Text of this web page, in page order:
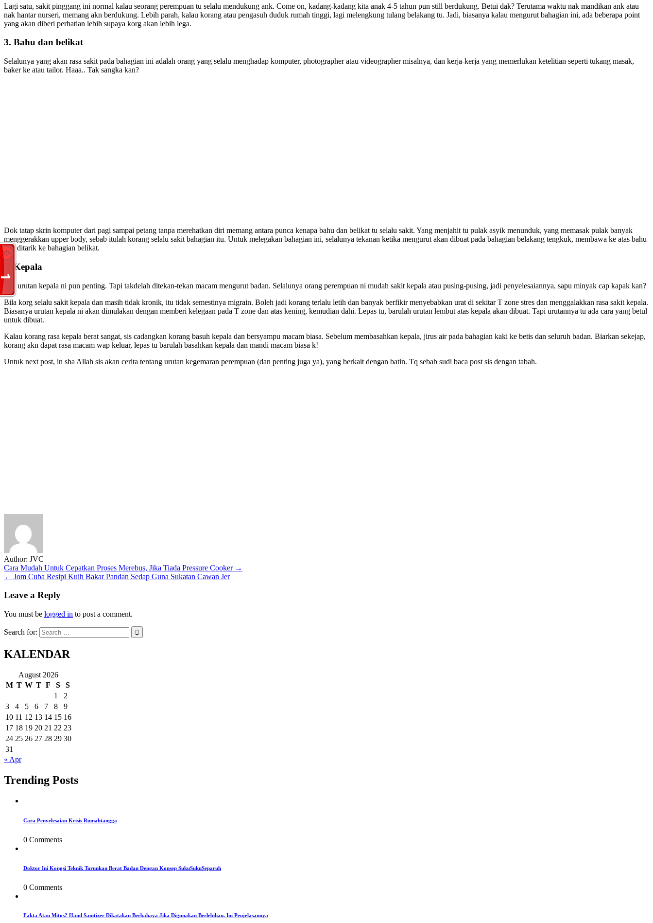
Lagi satu, sakit pinggang ini normal kalau seorang perempuan tu selalu mendukung ank. Come on, kadang-kadang kita anak 4-5 tahun pun still berdukung. Betui dak? Terutama waktu nak mandikan ank atau
nak hantar nurseri, memang akn berdukung. Lebih parah, kalau korang atau pengasuh duduk rumah tinggi, lagi melengkung tulang belakang tu. Jadi, biasanya kalau mengurut bahagian ini, ada beberapa point
yang akan diberi perhatian lebih supaya korg akan lebih lega.
3. Bahu dan belikat
Selalunya yang akan rasa sakit pada bahagian ini adalah orang yang selalu menghadap komputer, photographer atau videographer misalnya, dan kerja-kerja yang memerlukan ketelitian seperti tukang masak,
baker ke atau tailor. Haaa.. Tak sangka kan?
Dok tatap skrin komputer dari pagi sampai petang tanpa merehatkan diri memang antara punca kenapa bahu dan belikat tu selalu sakit. Yang menjahit tu pulak asyik menunduk, yang memasak pulak banyak
menggerakkan upper body, sebab itulah korang selalu sakit bahagian itu. Untuk melegakan bahagian ini, selalunya tekanan ketika mengurut akan dibuat pada bahagian belakang tengkuk, membawa ke atas bahu
dan ditarik ke bahagian belikat.
4. Kepala
Ok, urutan kepala ni pun penting. Tapi takdelah ditekan-tekan macam mengurut badan. Selalunya orang perempuan ni mudah sakit kepala atau pusing-pusing, jadi penyelesaiannya, sapu minyak cap kapak kan?
Bila korg selalu sakit kepala dan masih tidak kronik, itu tidak semestinya migrain. Boleh jadi korang terlalu letih dan banyak berfikir menyebabkan urat di sekitar T zone stres dan menggalakkan rasa sakit kepala.
Biasanya urutan kepala ni akan dimulakan dengan memberi kelegaan pada T zone dan atas kening, kemudian dahi. Lepas tu, barulah urutan lembut atas kepala akan dibuat. Tapi urutannya tu ada cara yang betul
untuk dibuat.
Kalau korang rasa kepala berat sangat, sis cadangkan korang basuh kepala dan bersyampu macam biasa. Sebelum membasahkan kepala, jirus air pada bahagian kaki ke betis dan seluruh badan. Biarkan sekejap,
korang akn dapat rasa macam wap keluar, lepas tu barulah basahkan kepala dan mandi macam biasa k!
Untuk next post, in sha Allah sis akan cerita tentang urutan kegemaran perempuan (dan penting juga ya), yang berkait dengan batin. Tq sebab sudi baca post sis dengan tabah.
Author: JVC
Post
navigation
Cara Mudah Untuk Cepatkan Proses Merebus, Jika Tiada Pressure Cooker →
← Jom Cuba Resipi Kuih Bakar Pandan Sedap Guna Sukatan Cawan Jer
Leave a Reply
You must be logged in to post a comment.
Search for:
KALENDAR
August 2026
M T W T F S
S
1
2
3
4 5 6 7 8
9
10 11 12 13 14 15 16
17 18 19 20 21 22 23
24 25 26 27 28 29 30
31
« Apr
Trending Posts
Cara Penyelesaian Krisis Rumahtangga
0 Comments
Doktor Ini Kongsi Teknik Turunkan Berat Badan Dengan Konsep SukuSukuSeparuh
0 Comments
Fakta Atau Mitos? Hand Sanitizer Dikatakan Berbahaya Jika Digunakan Berlebihan. Ini Penjelasannya